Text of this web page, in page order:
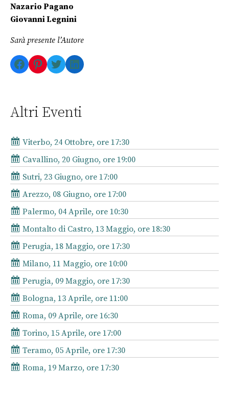
Nazario Pagano
Giovanni Legnini
Sarà presente l’Autore
Facebook
Pinterest
TwitterLinkedIn
Altri Eventi
Viterbo, 24 Ottobre, ore 17:30
Cavallino, 20 Giugno, ore 19:00
Sutri, 23 Giugno, ore 17:00
Arezzo, 08 Giugno, ore 17:00
Palermo, 04 Aprile, ore 10:30
Montalto di Castro, 13 Maggio, ore 18:30
Perugia, 18 Maggio, ore 17:30
Milano, 11 Maggio, ore 10:00
Perugia, 09 Maggio, ore 17:30
Bologna, 13 Aprile, ore 11:00
Roma, 09 Aprile, ore 16:30
Torino, 15 Aprile, ore 17:00
Teramo, 05 Aprile, ore 17:30
Roma, 19 Marzo, ore 17:30